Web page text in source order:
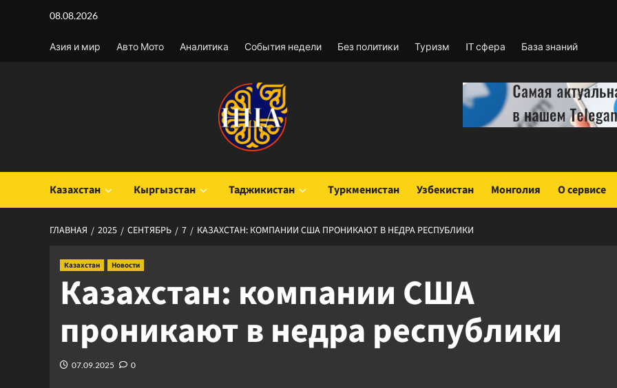
содержимому
08.08.2026
Азия и мир Авто Мото Аналитика События недели Без политики Туризм IT сфера База знаний
Казахстан Кыргызстан Таджикистан Туркменистан Узбекистан Монголия О сервисе
ГЛАВНАЯ 2025 СЕНТЯБРЬ 7 КАЗАХСТАН: КОМПАНИИ США ПРОНИКАЮТ В НЕДРА РЕСПУБЛИКИ
Казахстан Новости
Казахстан: компании США
проникают в недра республики
07.09.2025 0